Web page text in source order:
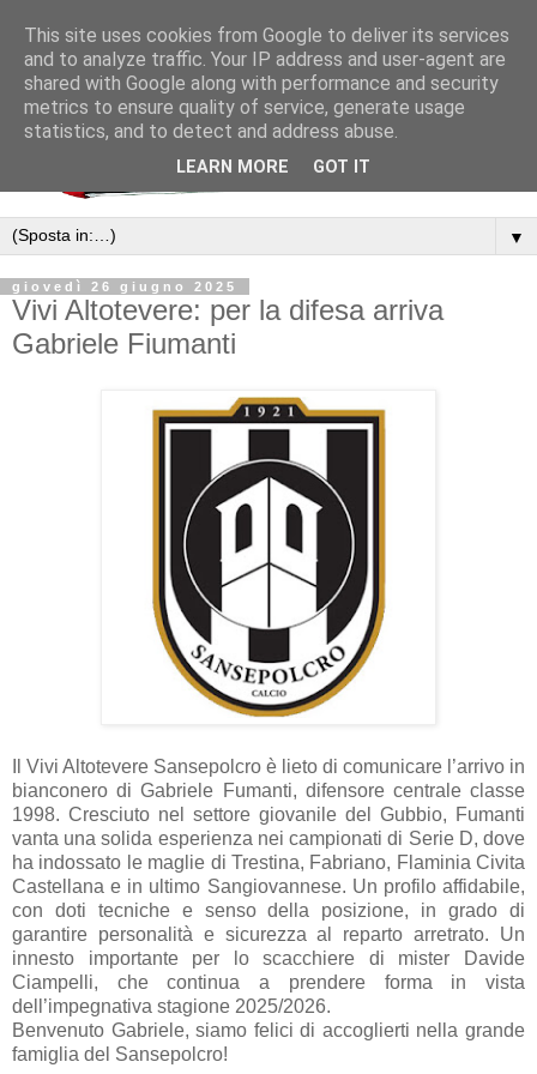
▼
giovedì 26 giugno 2025
Vivi Altotevere: per la difesa arriva
Gabriele Fiumanti
Il Vivi Altotevere Sansepolcro è lieto di comunicare l’arrivo in
bianconero di Gabriele Fumanti, difensore centrale classe
1998. Cresciuto nel settore giovanile del Gubbio, Fumanti
vanta una solida esperienza nei campionati di Serie D, dove
ha indossato le maglie di Trestina, Fabriano, Flaminia Civita
Castellana e in ultimo Sangiovannese. Un profilo affidabile,
con doti tecniche e senso della posizione, in grado di
garantire personalità e sicurezza al reparto arretrato. Un
innesto importante per lo scacchiere di mister Davide
Ciampelli, che continua a prendere forma in vista
dell’impegnativa stagione 2025/2026.
Benvenuto Gabriele, siamo felici di accoglierti nella grande
famiglia del Sansepolcro!
This site uses cookies from Google to deliver its services
and to analyze traffic. Your IP address and user-agent are
shared with Google along with performance and security
metrics to ensure quality of service, generate usage
statistics, and to detect and address abuse.
LEARN MORE GOT IT